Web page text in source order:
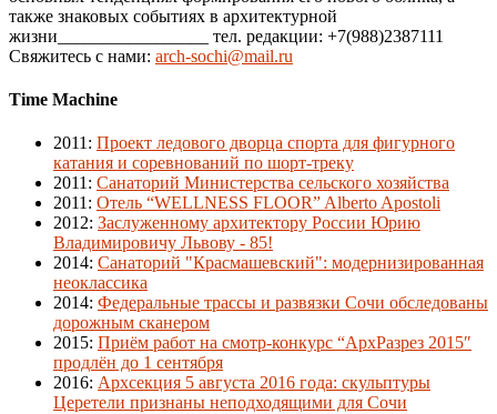
также знаковых событиях в архитектурной
жизни_________________ тел. редакции: +7(988)2387111
Свяжитесь с нами: arch-sochi@mail.ru
Time Machine
2011 : Проект ледового дворца спорта для фигурного
катания и соревнований по шорт-треку
2011 : Санаторий Министерства сельского хозяйства
2011 : Отель “WELLNESS FLOOR” Alberto Apostoli
2012: Заслуженному архитектору России Юрию
Владимировичу Львову - 85!
2014: Санаторий "Красмашевский": модернизированная
неоклассика
2014: Федеральные трассы и развязки Сочи обследованы
дорожным сканером
2015: Приём работ на смотр-конкурс “АрхРазрез 2015″
продлён до 1 сентября
2016: Архсекция 5 августа 2016 года: скульптуры
Церетели признаны неподходящими для Сочи